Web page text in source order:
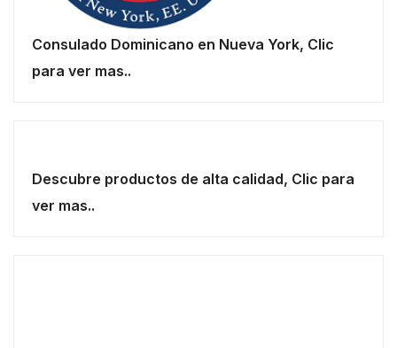
Consulado Dominicano en Nueva York, Clic
para ver mas..
Descubre productos de alta calidad, Clic para
ver mas..